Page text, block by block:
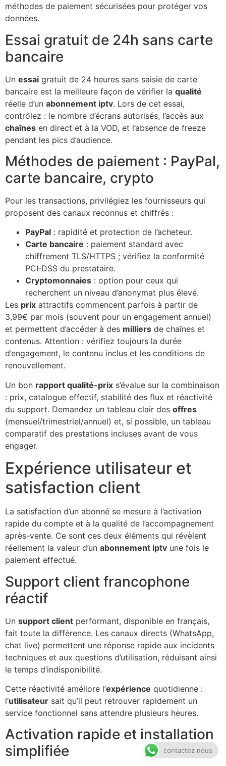
méthodes de paiement sécurisées pour protéger vos
données.
Essai gratuit de 24h sans carte
bancaire
Un essai gratuit de 24 heures sans saisie de carte
bancaire est la meilleure façon de vérifier la qualité
réelle d’un abonnement iptv. Lors de cet essai,
contrôlez : le nombre d’écrans autorisés, l’accès aux
chaînes en direct et à la VOD, et l’absence de freeze
pendant les pics d’audience.
Méthodes de paiement : PayPal,
carte bancaire, crypto
Pour les transactions, privilégiez les fournisseurs qui
proposent des canaux reconnus et chiffrés :
PayPal : rapidité et protection de l’acheteur.
Carte bancaire : paiement standard avec
chiffrement TLS/HTTPS ; vérifiez la conformité
PCI‑DSS du prestataire.
Cryptomonnaies : option pour ceux qui
recherchent un niveau d’anonymat plus élevé.
Les prix attractifs commencent parfois à partir de
3,99€ par mois (souvent pour un engagement annuel)
et permettent d’accéder à des milliers de chaînes et
contenus. Attention : vérifiez toujours la durée
d’engagement, le contenu inclus et les conditions de
renouvellement.
Un bon rapport qualité-prix s’évalue sur la combinaison
: prix, catalogue effectif, stabilité des flux et réactivité
du support. Demandez un tableau clair des offres
(mensuel/trimestriel/annuel) et, si possible, un tableau
comparatif des prestations incluses avant de vous
engager.
Expérience utilisateur et
satisfaction client
La satisfaction d’un abonné se mesure à l’activation
rapide du compte et à la qualité de l’accompagnement
après-vente. Ce sont ces deux éléments qui révèlent
réellement la valeur d’un abonnement iptv une fois le
paiement effectué.
Support client francophone
réactif
Un support client performant, disponible en français,
fait toute la différence. Les canaux directs (WhatsApp,
chat live) permettent une réponse rapide aux incidents
techniques et aux questions d’utilisation, réduisant ainsi
le temps d’indisponibilité.
Cette réactivité améliore l’expérience quotidienne :
l’utilisateur sait qu’il peut retrouver rapidement un
service fonctionnel sans attendre plusieurs heures.
Activation rapide et installation
simplifiée
contactez nous